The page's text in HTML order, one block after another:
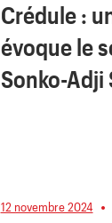
Crédule :
évoque le
Sonko-Adji
12 novembre 2024